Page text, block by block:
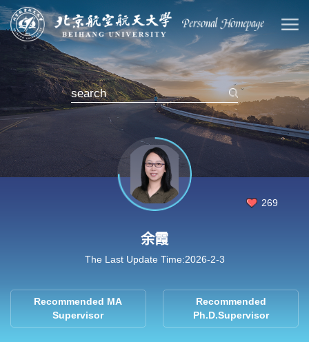
269
余霞
The Last Update Time:2026-2-3
Recommended MA
Supervisor
Recommended
Ph.D.Supervisor